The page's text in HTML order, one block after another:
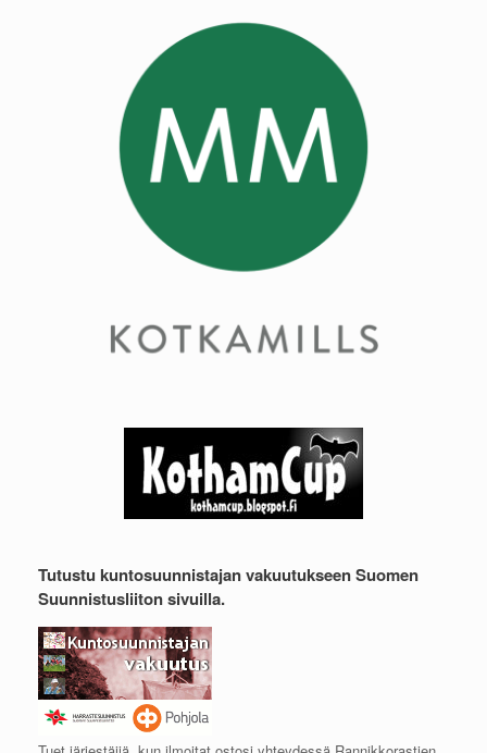
Tutustu kuntosuunnistajan vakuutukseen Suomen
Suunnistusliiton sivuilla.